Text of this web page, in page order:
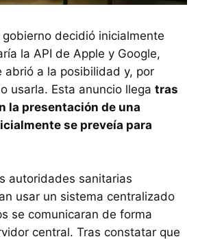
gobierno decidió inicialmente
la API de Apple y Google,
abrió a la posibilidad y, por
usarla. Esta anuncio llega tras
la presentación de una
se preveía para
autoridades sanitarias
usar un sistema centralizado
se comunicaran de forma
central. Tras constatar que